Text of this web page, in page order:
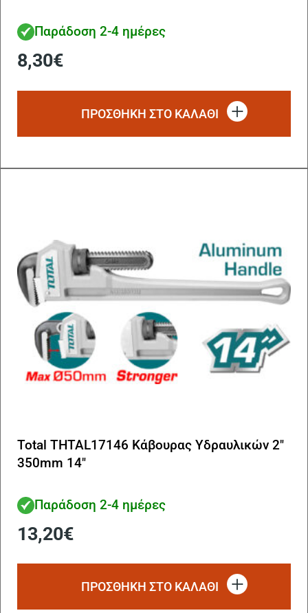
Παράδοση 2-4 ημέρες
8,30€
ΠΡΟΣΘΗΚΗ ΣΤΟ ΚΑΛΑΘΙ
Total THTAL17146 Κάβουρας Υδραυλικών 2″
350mm 14″
Παράδοση 2-4 ημέρες
13,20€
ΠΡΟΣΘΗΚΗ ΣΤΟ ΚΑΛΑΘΙ